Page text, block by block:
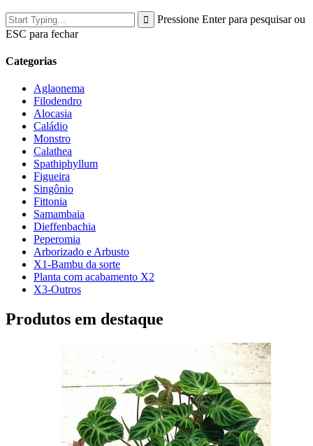
Pressione Enter para pesquisar ou
ESC para fechar
Categorias
Aglaonema
Filodendro
Alocasia
Caládio
Monstro
Calathea
Spathiphyllum
Figueira
Singônio
Fittonia
Samambaia
Dieffenbachia
Peperomia
Arborizado e Arbusto
X1-Bambu da sorte
Planta com acabamento X2
X3-Outros
Produtos em destaque